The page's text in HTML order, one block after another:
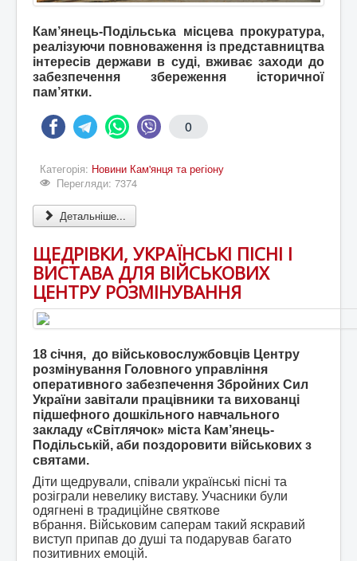
Кам’янець-Подільська місцева прокуратура,
реалізуючи повноваження із представництва
інтересів держави в суді, вживає заходи до
забезпечення збереження історичної
пам’ятки.
0
Категорія: Новини Кам'янця та регіону
Перегляди: 7374
Детальніше...
ЩЕДРІВКИ, УКРАЇНСЬКІ ПІСНІ І
ВИСТАВА ДЛЯ ВІЙСЬКОВИХ
ЦЕНТРУ РОЗМІНУВАННЯ
18 січня, до військовослужбовців Центру
розмінування Головного управління
оперативного забезпечення Збройних Сил
України завітали працівники та вихованці
підшефного дошкільного навчального
закладу «Світлячок» міста Кам’янець-
Подільській, аби поздоровити військових з
святами.
Діти щедрували, співали українські пісні та
розіграли невелику виставу. Учасники були
одягнені в традиційне святкове
вбрання. Військовим саперам такий яскравий
виступ припав до душі та подарував багато
позитивних емоцій.